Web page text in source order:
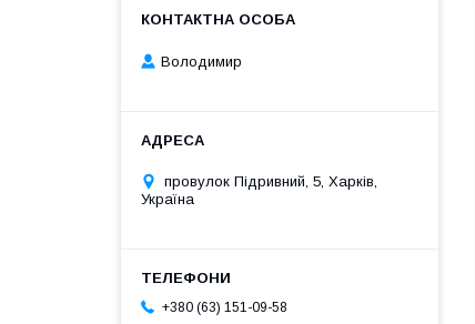
Володимир
провулок Підривний, 5, Харків,
Україна
+380 (63) 151-09-58